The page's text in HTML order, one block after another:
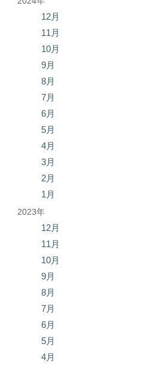
12月
11月
10月
9月
8月
7月
6月
5月
4月
3月
2月
1月
2023年
12月
11月
10月
9月
8月
7月
6月
5月
4月